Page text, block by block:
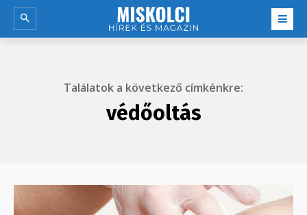
Találatok a következő címkénkre:
védőoltás